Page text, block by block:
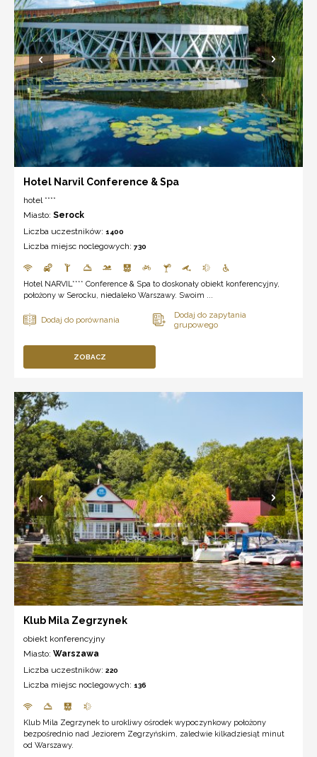
Hotel Narvil Conference & Spa
hotel ****
Miasto: Serock
Liczba uczestników: 1400
Liczba miejsc noclegowych: 730
Hotel NARVIL**** Conference & Spa to doskonały obiekt konferencyjny,
położony w Serocku, niedaleko Warszawy. Swoim ...
ZOBACZ
Klub Mila Zegrzynek
obiekt konferencyjny
Miasto: Warszawa
Liczba uczestników: 220
Liczba miejsc noclegowych: 136
Klub Mila Zegrzynek to urokliwy ośrodek wypoczynkowy położony
bezpośrednio nad Jeziorem Zegrzyńskim, zaledwie kilkadziesiąt minut
od Warszawy.